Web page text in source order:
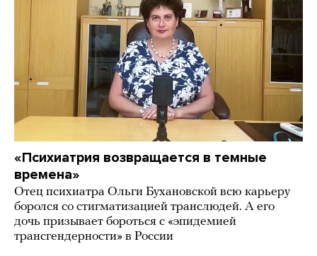
«Психиатрия возвращается в темные
времена»
Отец психиатра Ольги Бухановской всю карьеру
боролся со стигматизацией транслюдей. А его
дочь призывает бороться с «эпидемией
трансгендерности» в России